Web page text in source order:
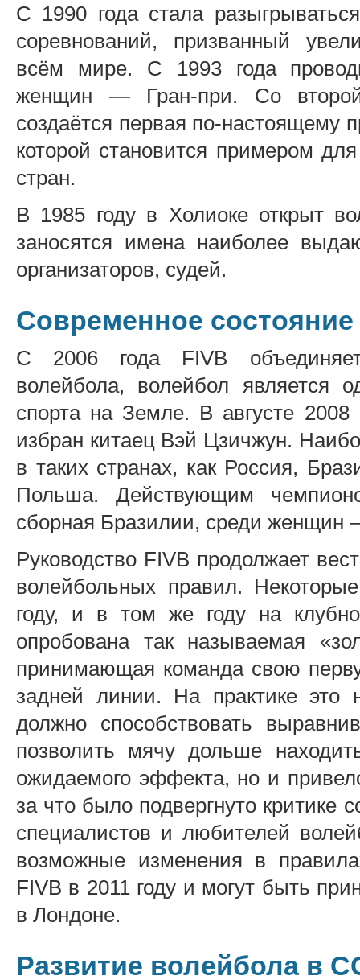
С 1990 года стала
соревнований, призванный
всём мире. С 1993 года
женщин — Гран-при. Со
создаётся первая по-настоящему
которой становится примером
стран.
В 1985 году в Холиоке открыт
заносятся имена наиболее
организаторов, судей.
Современное состояние
С 2006 года FIVB
волейбола, волейбол является
спорта на Земле. В августе
избран китаец Вэй Цзичжун.
в таких странах, как Россия,
Польша. Действующим
сборная Бразилии, среди женщин
Руководство FIVB продолжает
волейбольных правил.
году, и в том же году на
опробована так называемая
принимающая команда свою
задней линии. На практике это
должно способствовать
позволить мячу дольше
ожидаемого эффекта, но и
за что было подвергнуто критике
специалистов и любителей
возможные изменения в
FIVB в 2011 году и могут быть
в Лондоне.
Развитие волейбола в